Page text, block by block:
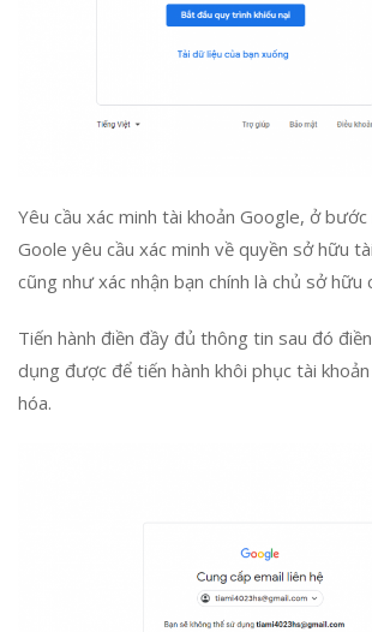
Yêu cầu xác minh tài khoản Google, ở
Goole yêu cầu xác minh về quyền sở hữu
cũng như xác nhận bạn chính là chủ sở hữu
Tiến hành điền đầy đủ thông tin sau đó
dụng được để tiến hành khôi phục tài
hóa.